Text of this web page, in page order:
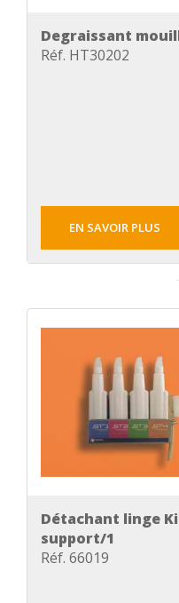
Degraissant
Réf. HT30202
EN SAVOIR PLUS
Détachant linge
support/1
Réf. 66019